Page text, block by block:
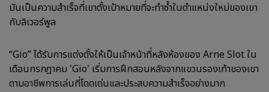
มันเป็นความสำเร็จที่เขาตั้งเป้าหมายที่จะทำซ้ำในตำแหน่งใหม่ของเขา
กับลิเวอร์พูล
“Gio” ได้รับการแต่งตั้งให้เป็นเจ้าหน้าที่หลังห้องของ Arne Slot ใน
เดือนกรกฎาคม 'Gio' เริ่มการฝึกสอนหลังจากแขวนรองเท้าของเขา
ตามอาชีพการเล่นที่โดดเด่นและประสบความสำเร็จอย่างมาก